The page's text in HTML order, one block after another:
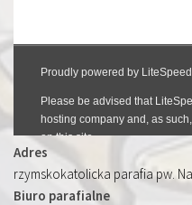
Adres
rzymskokatolicka parafia pw.
Biuro parafialne